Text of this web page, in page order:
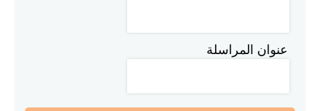
عنوان المراسلة